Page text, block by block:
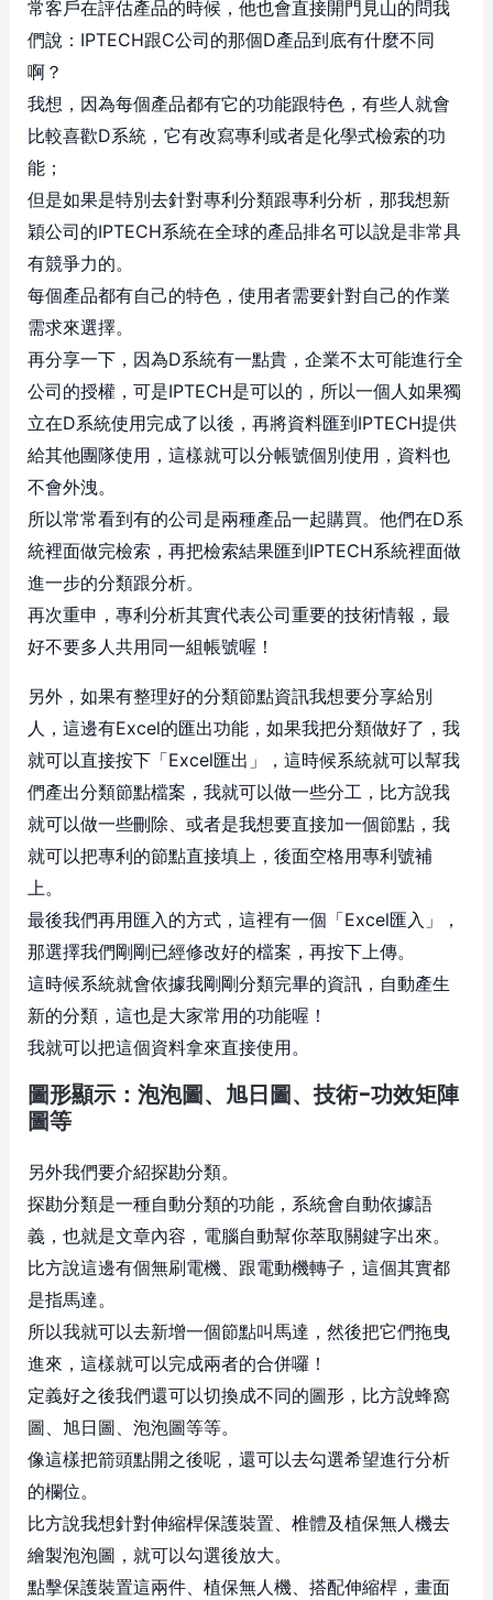
常客戶在評估產品的時候，他也會直接開門見山的問我
們說：IPTECH跟C公司的那個D產品到底有什麼不同
啊？
我想，因為每個產品都有它的功能跟特色，有些人就會
比較喜歡D系統，它有改寫專利或者是化學式檢索的功
能；
但是如果是特別去針對專利分類跟專利分析，那我想新
穎公司的IPTECH系統在全球的產品排名可以說是非常具
有競爭力的。
每個產品都有自己的特色，使用者需要針對自己的作業
需求來選擇。
再分享一下，因為D系統有一點貴，企業不太可能進行全
公司的授權，可是IPTECH是可以的，所以一個人如果獨
立在D系統使用完成了以後，再將資料匯到IPTECH提供
給其他團隊使用，這樣就可以分帳號個別使用，資料也
不會外洩。
所以常常看到有的公司是兩種產品一起購買。他們在D系
統裡面做完檢索，再把檢索結果匯到IPTECH系統裡面做
進一步的分類跟分析。
再次重申，專利分析其實代表公司重要的技術情報，最
好不要多人共用同一組帳號喔！
另外，如果有整理好的分類節點資訊我想要分享給別
人，這邊有Excel的匯出功能，如果我把分類做好了，我
就可以直接按下「Excel匯出」，這時候系統就可以幫我
們產出分類節點檔案，我就可以做一些分工，比方說我
就可以做一些刪除、或者是我想要直接加一個節點，我
就可以把專利的節點直接填上，後面空格用專利號補
上。
最後我們再用匯入的方式，這裡有一個「Excel匯入」，
那選擇我們剛剛已經修改好的檔案，再按下上傳。
這時候系統就會依據我剛剛分類完畢的資訊，自動產生
新的分類，這也是大家常用的功能喔！
我就可以把這個資料拿來直接使用。
圖形顯示：泡泡圖、旭日圖、技術-功效矩陣
圖等
另外我們要介紹探勘分類。
探勘分類是一種自動分類的功能，系統會自動依據語
義，也就是文章內容，電腦自動幫你萃取關鍵字出來。
比方說這邊有個無刷電機、跟電動機轉子，這個其實都
是指馬達。
所以我就可以去新增一個節點叫馬達，然後把它們拖曳
進來，這樣就可以完成兩者的合併囉！
定義好之後我們還可以切換成不同的圖形，比方說蜂窩
圖、旭日圖、泡泡圖等等。
像這樣把箭頭點開之後呢，還可以去勾選希望進行分析
的欄位。
比方說我想針對伸縮桿保護裝置、椎體及植保無人機去
繪製泡泡圖，就可以勾選後放大。
點擊保護裝置這兩件、植保無人機、搭配伸縮桿，畫面